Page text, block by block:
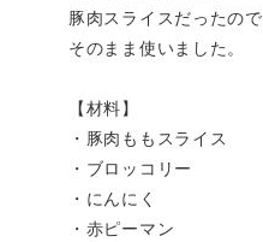
豚肉スライスだったので
そのまま使いました。
【材料】
・豚肉ももスライス
・ブロッコリー
・にんにく
・赤ピーマン